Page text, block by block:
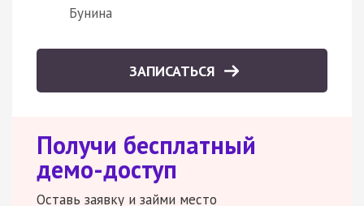
Бунина
ЗАПИСАТЬСЯ
Получи бесплатный
демо-доступ
Оставь заявку и займи место